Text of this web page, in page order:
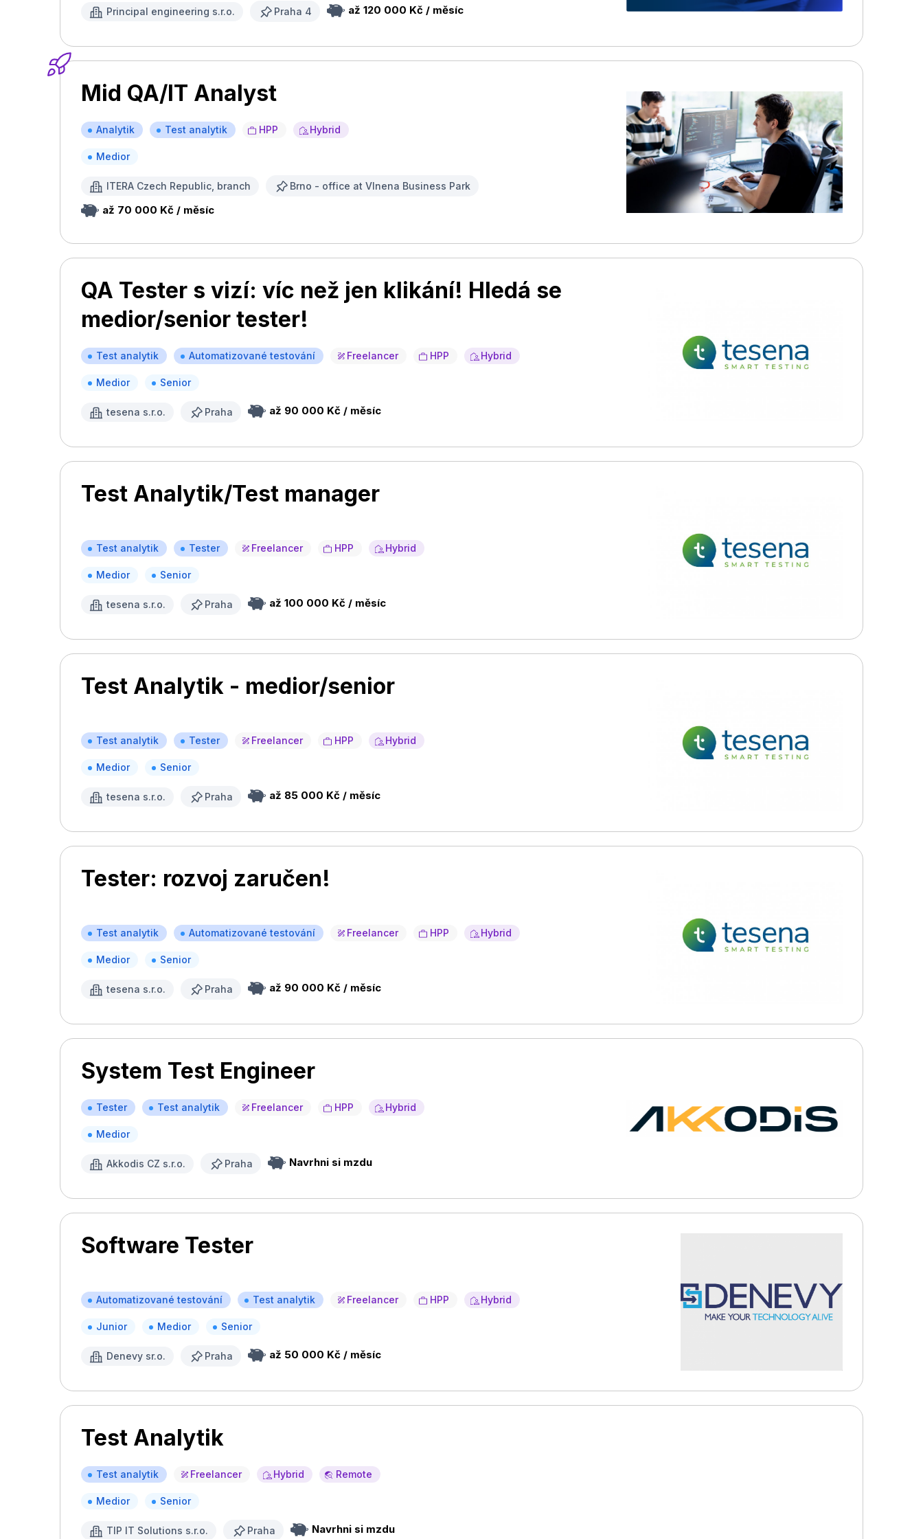
Principal engineering s.r.o. Praha 4 až 120 000 Kč / měsíc
Mid QA/IT Analyst
Analytik Test analytik HPP Hybrid
Medior
ITERA Czech Republic, branch Brno - office at Vlnena Business Park
až 70 000 Kč / měsíc
QA Tester s vizí: víc než jen klikání! Hledá se
medior/senior tester!
Test analytik Automatizované testování Freelancer HPP Hybrid
Medior Senior
tesena s.r.o. Praha až 90 000 Kč / měsíc
Test Analytik/Test manager
Test analytik Tester Freelancer HPP Hybrid
Medior Senior
tesena s.r.o. Praha až 100 000 Kč / měsíc
Test Analytik - medior/senior
Test analytik Tester Freelancer HPP Hybrid
Medior Senior
tesena s.r.o. Praha až 85 000 Kč / měsíc
Tester: rozvoj zaručen!
Test analytik Automatizované testování Freelancer HPP Hybrid
Medior Senior
tesena s.r.o. Praha až 90 000 Kč / měsíc
System Test Engineer
Tester Test analytik Freelancer HPP Hybrid
Medior
Akkodis CZ s.r.o. Praha Navrhni si mzdu
Software Tester
Automatizované testování Test analytik Freelancer HPP Hybrid
Junior Medior Senior
Denevy sr.o. Praha až 50 000 Kč / měsíc
Test Analytik
Test analytik Freelancer Hybrid Remote
Medior Senior
TIP IT Solutions s.r.o. Praha Navrhni si mzdu